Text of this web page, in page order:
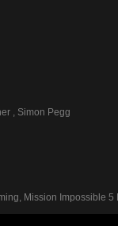
, Simon Pegg
Mission Impossible